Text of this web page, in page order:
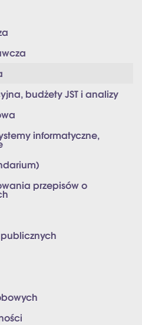
budżety JST i analizy
informatyczne,
przepisów o